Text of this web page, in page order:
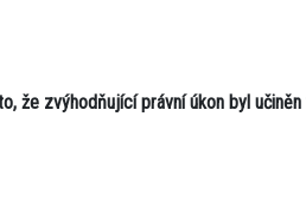
že zvýhodňující právní úkon byl